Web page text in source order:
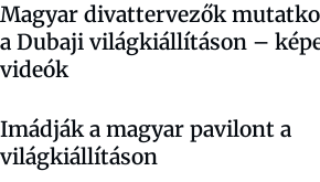
Magyar divattervezők
a Dubaji világkiállításon –
videók
Imádják a magyar pavilont a
világkiállításon